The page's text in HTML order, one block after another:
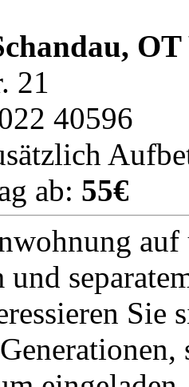
21
40596
ab: 55€
Sie